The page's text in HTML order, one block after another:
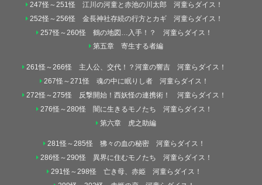
247怪～251怪 江川の河童と赤池の川太郎 河童らダイス！
252怪～256怪 金長神社存続の行方とカギ 河童らダイス！
257怪～260怪 鶴の地図…入手！？ 河童らダイス！
第五章 寄生する者編
261怪～266怪 主人公、交代！？河童の響吉 河童らダイス！
267怪～271怪 魂の中に眠りし者 河童らダイス！
272怪～275怪 反撃開始！西妖怪の連携術！ 河童らダイス！
276怪～280怪 闇に生きるモノたち 河童らダイス！
第六章 虎之助編
281怪～285怪 狒々の血の秘密 河童らダイス！
286怪～290怪 異界に住むモノたち 河童らダイス！
291怪～298怪 亡き母、赤姫 河童らダイス！